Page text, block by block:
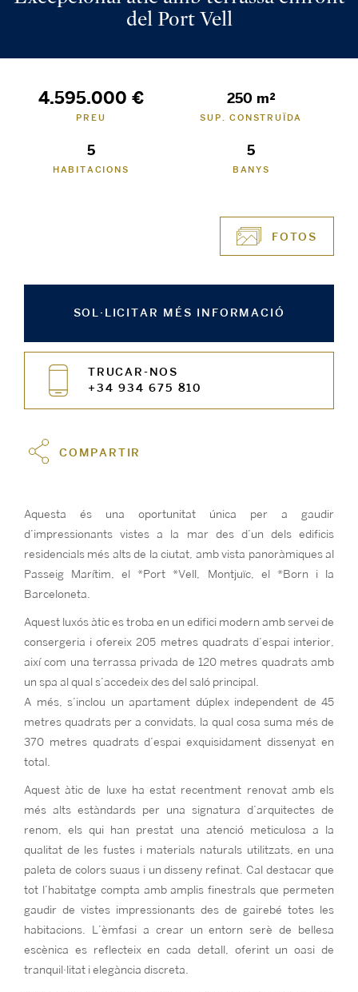
del Port Vell
4.595.000 €
PREU
250 m²
SUP. CONSTRUÏDA
5
HABITACIONS
5
BANYS
FOTOS
SOL·LICITAR MÉS INFORMACIÓ
TRUCAR-NOS
+34 934 675 810
COMPARTIR
Aquesta és una oportunitat única per a gaudir
d’impressionants vistes a la mar des d’un dels edificis
residencials més alts de la ciutat, amb vista panoràmiques al
Passeig Marítim, el *Port *Vell, Montjuïc, el *Born i la
Barceloneta.
Aquest luxós àtic es troba en un edifici modern amb servei de
consergeria i ofereix 205 metres quadrats d’espai interior,
així com una terrassa privada de 120 metres quadrats amb
un spa al qual s’accedeix des del saló principal.
A més, s’inclou un apartament dúplex independent de 45
metres quadrats per a convidats, la qual cosa suma més de
370 metres quadrats d’espai exquisidament dissenyat en
total.
Aquest àtic de luxe ha estat recentment renovat amb els
més alts estàndards per una signatura d’arquitectes de
renom, els qui han prestat una atenció meticulosa a la
qualitat de les fustes i materials naturals utilitzats, en una
paleta de colors suaus i un disseny refinat. Cal destacar que
tot l’habitatge compta amb amplis finestrals que permeten
gaudir de vistes impressionants des de gairebé totes les
habitacions. L’èmfasi a crear un entorn serè de bellesa
escènica es reflecteix en cada detall, oferint un oasi de
tranquil·litat i elegància discreta.